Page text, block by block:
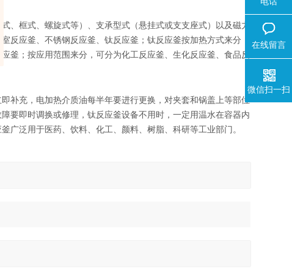
、框式、螺旋式等）、支承型式（悬挂式或支支座式）以及磁力
反应釜、不锈钢反应釜、钛反应釜；钛反应釜按加热方式来分，
釜；按应用范围来分，可分为化工反应釜、生化反应釜、食品反
补充，电加热介质油每半年要进行更换，对夹套和锅盖上等部位
要即时调换或修理，钛反应釜设备不用时，一定用温水在容器内
广泛用于医药、饮料、化工、颜料、树脂、科研等工业部门。
在线留言
微信扫一扫